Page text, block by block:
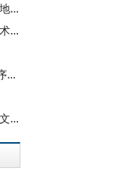
安乐哲：儒家的亲情哲学：一个建立新地缘文化秩序的资源
安乐哲：中国古典哲学应当用自己的学术话语体系呈现
安乐哲：儒学之“人”对改变世界文化秩序的作用
安乐哲：适应需求，如何发展——儒学文化的变通发展动力